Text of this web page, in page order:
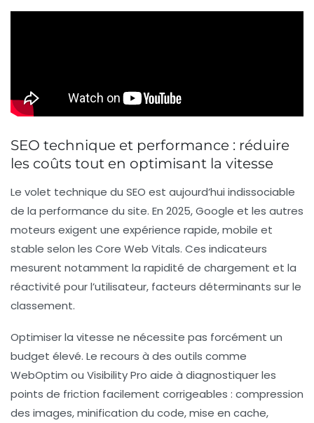
SEO technique et performance : réduire
les coûts tout en optimisant la vitesse
Le volet technique du SEO est aujourd’hui indissociable
de la performance du site. En 2025, Google et les autres
moteurs exigent une expérience rapide, mobile et
stable selon les Core Web Vitals. Ces indicateurs
mesurent notamment la rapidité de chargement et la
réactivité pour l’utilisateur, facteurs déterminants sur le
classement.
Optimiser la vitesse ne nécessite pas forcément un
budget élevé. Le recours à des outils comme
WebOptim ou Visibility Pro aide à diagnostiquer les
points de friction facilement corrigeables : compression
des images, minification du code, mise en cache,